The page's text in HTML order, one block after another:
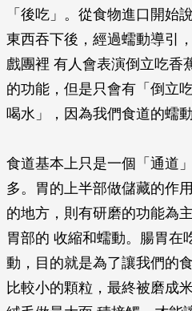
「後吃」。從食物進口開始
東西吞下後，經過蠕動導引
戲團裡 有人會表演倒立吃香
的功能，但是只會有「倒立
喝水」，因為我們食道的蠕
食道基本上只是一個「通道
多。胃的上半部做儲藏的作
的地方，則有研磨的功能為
胃部的 收縮和蠕動。腸胃在
動，目的就是為了讓我們的
比較小的顆粒，最終被磨成